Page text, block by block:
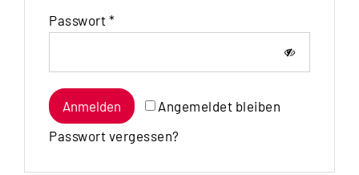
Passwort *
Angemeldet bleiben
Anmelden
Passwort vergessen?